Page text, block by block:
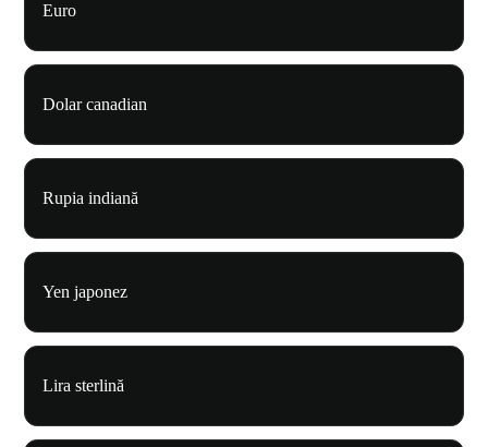
Euro
Dolar canadian
Rupia indiană
Yen japonez
Lira sterlină